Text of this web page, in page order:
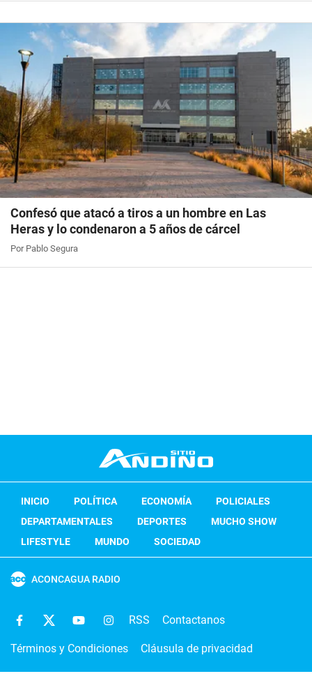
Confesó que atacó a tiros a un hombre en Las
Heras y lo condenaron a 5 años de cárcel
Por Pablo Segura
INICIO POLÍTICA ECONOMÍA
POLICIALES
DEPARTAMENTALES
DEPORTES
MUCHO SHOW
LIFESTYLE
MUNDO SOCIEDAD
ACONCAGUA RADIO
RSS Contactanos
Términos y Condiciones Cláusula de privacidad